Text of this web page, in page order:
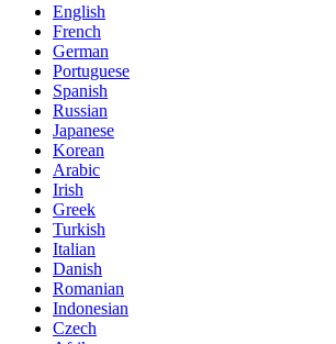
English
French
German
Portuguese
Spanish
Russian
Japanese
Korean
Arabic
Irish
Greek
Turkish
Italian
Danish
Romanian
Indonesian
Czech